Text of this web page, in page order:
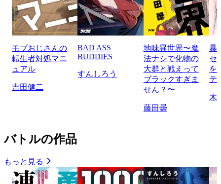
モブおじさんの
転生者対処マニ
ュアル
吉田健二
BAD ASS
BUDDIES
すんしろう
地味異世界〜魔
法ナシで化物の
大群と戦えって
ブラックすぎま
せん？〜
藤田曇
暴
セ
を
テ
木
バトルの作品
もっと見る